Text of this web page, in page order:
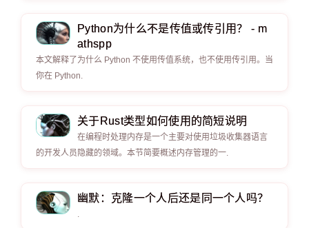
Python为什么不是传值或传引用？ - m
athspp
本文解释了为什么 Python 不使用传值系统，也不使用传引用。当
你在 Python.
关于Rust类型如何使用的简短说明
在编程时处理内存是一个主要对使用垃圾收集器语言
的开发人员隐藏的领域。本节简要概述内存管理的一.
幽默：克隆一个人后还是同一个人吗？
.